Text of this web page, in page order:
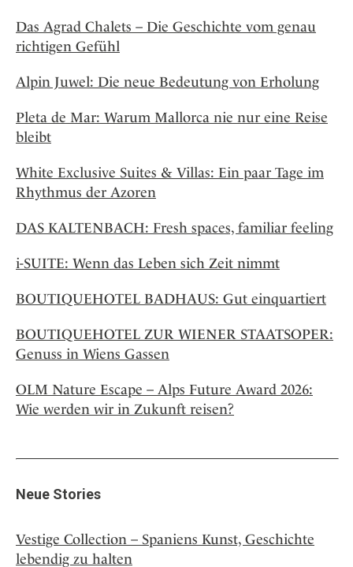
Das Agrad Chalets – Die Geschichte vom genau
richtigen Gefühl
Alpin Juwel: Die neue Bedeutung von Erholung
Pleta de Mar: Warum Mallorca nie nur eine Reise
bleibt
White Exclusive Suites & Villas: Ein paar Tage im
Rhythmus der Azoren
DAS KALTENBACH: Fresh spaces, familiar feeling
i-SUITE: Wenn das Leben sich Zeit nimmt
BOUTIQUEHOTEL BADHAUS: Gut einquartiert
BOUTIQUEHOTEL ZUR WIENER STAATSOPER:
Genuss in Wiens Gassen
OLM Nature Escape – Alps Future Award 2026:
Wie werden wir in Zukunft reisen?
Neue Stories
Vestige Collection – Spaniens Kunst, Geschichte
lebendig zu halten